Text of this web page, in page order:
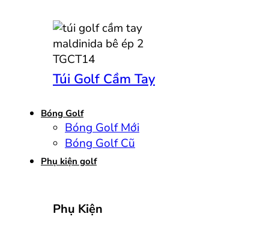
Túi Golf Cầm Tay
Bóng Golf
Bóng Golf Mới
Bóng Golf Cũ
Phụ kiện golf
Phụ Kiện